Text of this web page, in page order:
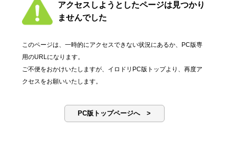
アクセスしようとしたページは見つかり
ませんでした
このページは、一時的にアクセスできない状況にあるか、PC版専
用のURLになります。
ご不便をおかけいたしますが、イロドリPC版トップより、再度ア
クセスをお願いいたします。
PC版トップページへ >